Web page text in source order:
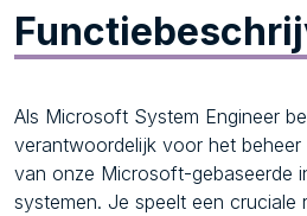
Als Microsoft System Engineer
verantwoordelijk voor het beheer
van onze Microsoft-gebaseerde
systemen. Je speelt een cruciale